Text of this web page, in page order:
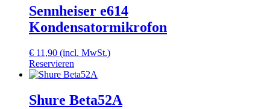
Sennheiser e614
Kondensatormikrofon
€ 11,90 (incl. MwSt.)
Reservieren
Shure Beta52A